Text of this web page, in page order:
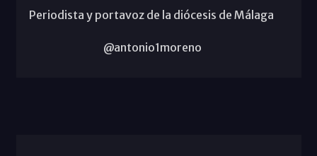
Periodista y portavoz de la diócesis de Málaga
@antonio1moreno